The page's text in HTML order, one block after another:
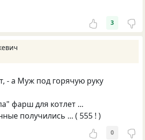
3
- а Муж под горячую руку
фарш для котлет ...
получились ... ( 555 ! )
0